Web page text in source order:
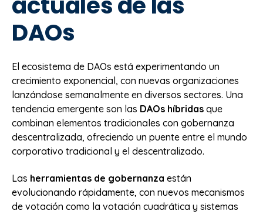
DAOs
El ecosistema de DAOs está experimentando un
crecimiento exponencial, con nuevas organizaciones
lanzándose semanalmente en diversos sectores. Una
tendencia emergente son las DAOs híbridas que
combinan elementos tradicionales con gobernanza
descentralizada, ofreciendo un puente entre el mundo
corporativo tradicional y el descentralizado.
Las herramientas de gobernanza están
evolucionando rápidamente, con nuevos mecanismos
de votación como la votación cuadrática y sistemas